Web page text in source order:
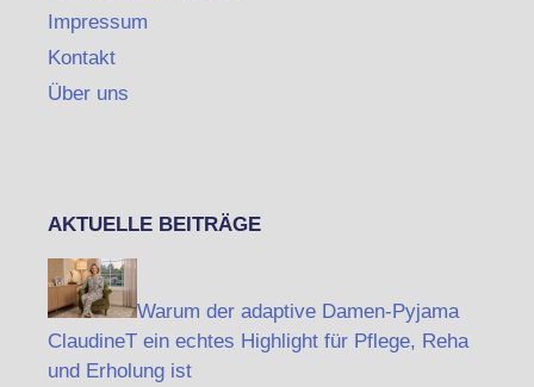
Impressum
Kontakt
Über uns
AKTUELLE BEITRÄGE
Warum der adaptive Damen-Pyjama
ClaudineT ein echtes Highlight für Pflege, Reha
und Erholung ist